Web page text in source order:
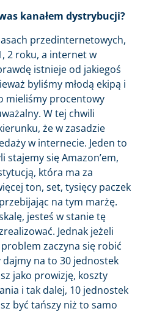
kanałem dystrybucji?
przedinternetowych,
2 roku, a internet w
istnieje od jakiegoś
byliśmy młodą ekipą i
mieliśmy procentowy
W tej chwili
że w zasadzie
w internecie. Jeden to
stajemy się Amazon’em,
która ma za
ton, set, tysięcy paczek
na tym marżę.
jesteś w stanie tę
Jednak jeżeli
zaczyna się robić
na to 30 jednostek
jako prowizję, koszty
i tak dalej, 10 jednostek
być tańszy niż to samo